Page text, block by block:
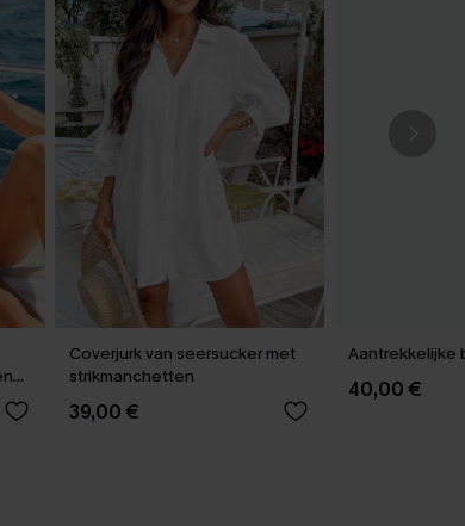
Coverjurk van seersucker met
strikmanchetten
39,00 €
Aantrekkelijke
40,00 €